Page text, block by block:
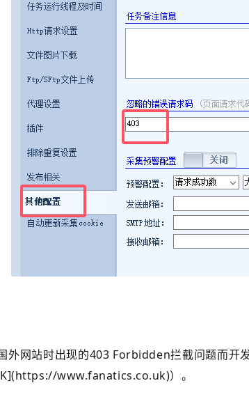
外网站时出现的403 Forbidden拦截问题而开
www.fanatics.co.uk)）。